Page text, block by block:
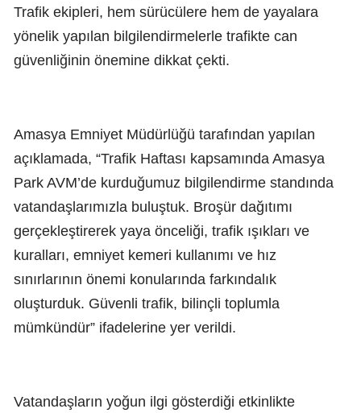
Trafik ekipleri, hem sürücülere hem de yayalara
yönelik yapılan bilgilendirmelerle trafikte can
güvenliğinin önemine dikkat çekti.
Amasya Emniyet Müdürlüğü tarafından yapılan
açıklamada, “Trafik Haftası kapsamında Amasya
Park AVM’de kurduğumuz bilgilendirme standında
vatandaşlarımızla buluştuk. Broşür dağıtımı
gerçekleştirerek yaya önceliği, trafik ışıkları ve
kuralları, emniyet kemeri kullanımı ve hız
sınırlarının önemi konularında farkındalık
oluşturduk. Güvenli trafik, bilinçli toplumla
mümkündür” ifadelerine yer verildi.
Vatandaşların yoğun ilgi gösterdiği etkinlikte